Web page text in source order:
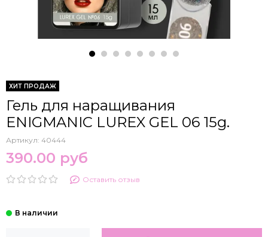
ХИТ ПРОДАЖ
Гель для наращивания
ENIGMANIC LUREX GEL 06 15g.
Артикул: 40444
390.00 руб
Оставить отзыв